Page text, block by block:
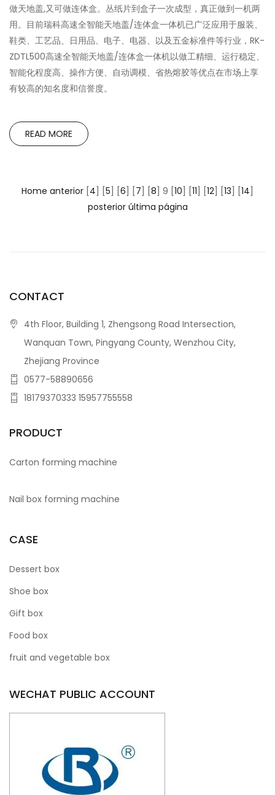
做天地盖,又可做连体盒。丛纸片到盒子一次成型，真正做到一机两
用。目前瑞科高速全智能天地盖/连体盒一体机已广泛应用于服装、
鞋类、工艺品、日用品、电子、电器、以及五金标准件等行业，RK-
ZDTL500高速全智能天地盖/连体盒一体机以做工精细、运行稳定、
智能化程度高、操作方便、自动调模、省热熔胶等优点在市场上享
有较高的知名度和信誉度。
READ MORE
Home anterior 4 5 6 7 8 ] 9 [ 10 11 12 13 14
posterior última página
CONTACT
4th Floor, Building 1, Zhengsong Road Intersection,
Wanquan Town, Pingyang County, Wenzhou City,
Zhejiang Province
0577-58890656
18179370333 15957755558
PRODUCT
Carton forming machine
Nail box forming machine
CASE
Dessert box
Shoe box
Gift box
Food box
fruit and vegetable box
WECHAT PUBLIC ACCOUNT